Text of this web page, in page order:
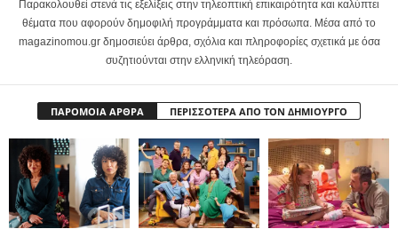
Παρακολουθεί στενά τις εξελίξεις στην τηλεοπτική επικαιρότητα και καλύπτει
θέματα που αφορούν δημοφιλή προγράμματα και πρόσωπα. Μέσα από το
magazinomou.gr δημοσιεύει άρθρα, σχόλια και πληροφορίες σχετικά με όσα
συζητιούνται στην ελληνική τηλεόραση.
ΠΑΡΟΜΟΙΑ ΑΡΘΡΑ ΠΕΡΙΣΣΟΤΕΡΑ ΑΠΟ ΤΟΝ ΔΗΜΙΟΥΡΓΟ